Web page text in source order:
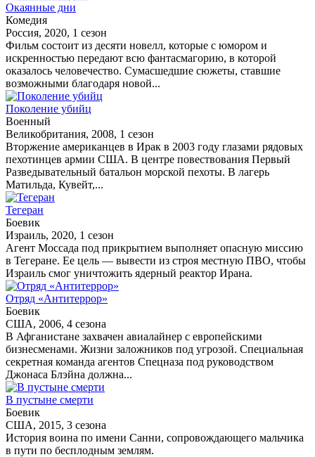
Окаянные дни
Комедия
Россия, 2020, 1 сезон
Фильм состоит из десяти новелл, которые с юмором и
искренностью передают всю фантасмагорию, в которой
оказалось человечество. Сумасшедшие сюжеты, ставшие
возможными благодаря новой...
Поколение убийц
Военный
Великобритания, 2008, 1 сезон
Вторжение американцев в Ирак в 2003 году глазами рядовых
пехотинцев армии США. В центре повествования Первый
Разведывательный батальон морской пехоты. В лагерь
Матильда, Кувейт,...
Тегеран
Боевик
Израиль, 2020, 1 сезон
Агент Моссада под прикрытием выполняет опасную миссию
в Тегеране. Ее цель — вывести из строя местную ПВО, чтобы
Израиль смог уничтожить ядерный реактор Ирана.
Отряд «Антитеррор»
Боевик
США, 2006, 4 сезона
В Афганистане захвачен авиалайнер с европейскими
бизнесменами. Жизни заложников под угрозой. Специальная
секретная команда агентов Спецназа под руководством
Джонаса Блэйна должна...
В пустыне смерти
Боевик
США, 2015, 3 сезона
История воина по имени Санни, сопровождающего мальчика
в пути по бесплодным землям.